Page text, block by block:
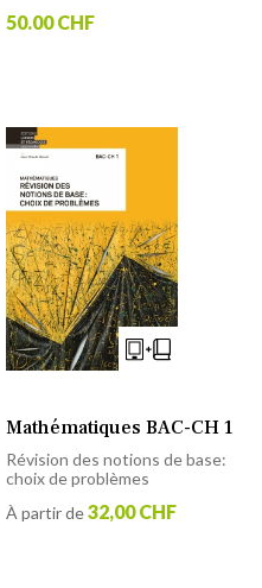
50.00 CHF
Mathématiques BAC-CH 1
Révision des notions de base:
choix de problèmes
À partir de32,00 CHF